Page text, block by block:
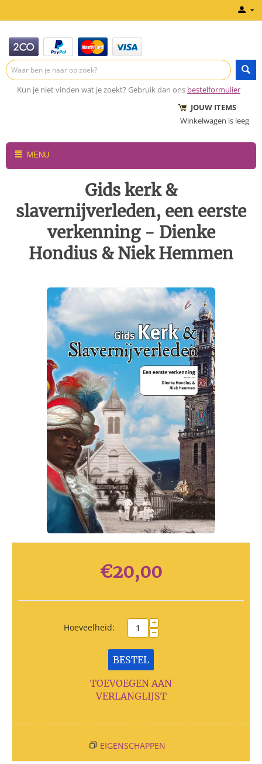
Kun je niet vinden wat je zoekt? Gebruik dan ons bestelformulier
JOUW ITEMS
Winkelwagen is leeg
MENU
Gids kerk &
slavernijverleden, een eerste
verkenning - Dienke
Hondius & Niek Hemmen
€20,00
Hoeveelheid: +
−
BESTEL
TOEVOEGEN AAN
VERLANGLIJST
EIGENSCHAPPEN